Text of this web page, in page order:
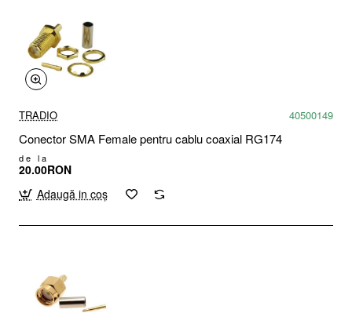
TRADIO 40500149
Conector SMA Female pentru cablu coaxial RG174
de la
20.00RON
Adaugă in coş